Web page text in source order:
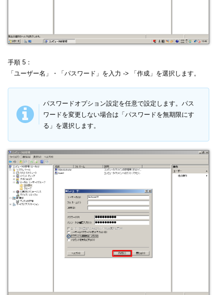
手順 5：
「ユーザー名」・「パスワード」を入力 -> 「作成」を選択します。
パスワードオプション設定を任意で設定します。パス
ワードを変更しない場合は「パスワードを無期限にす
る」を選択します。